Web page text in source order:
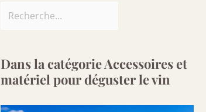
Dans la catégorie Accessoires et
matériel pour déguster le vin